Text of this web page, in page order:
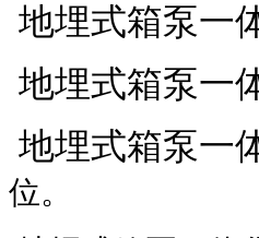
地埋式箱泵一
地埋式箱泵一
地埋式箱泵一
位。